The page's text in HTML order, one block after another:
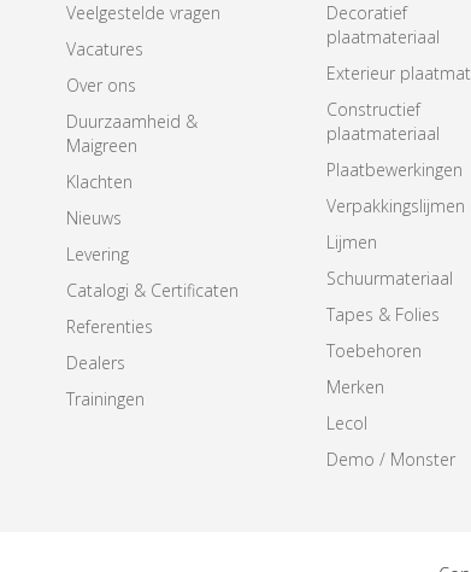
Veelgestelde vragen
Vacatures
Over ons
Duurzaamheid &
Maigreen
Klachten
Nieuws
Levering
Catalogi & Certificaten
Referenties
Dealers
Trainingen
Decoratief
plaatmateriaal
Exterieur
Constructief
plaatmateriaal
Plaatbewerkingen
Verpakkingslijmen
Lijmen
Schuurmateriaal
Tapes & Folies
Toebehoren
Merken
Lecol
Demo / Monster